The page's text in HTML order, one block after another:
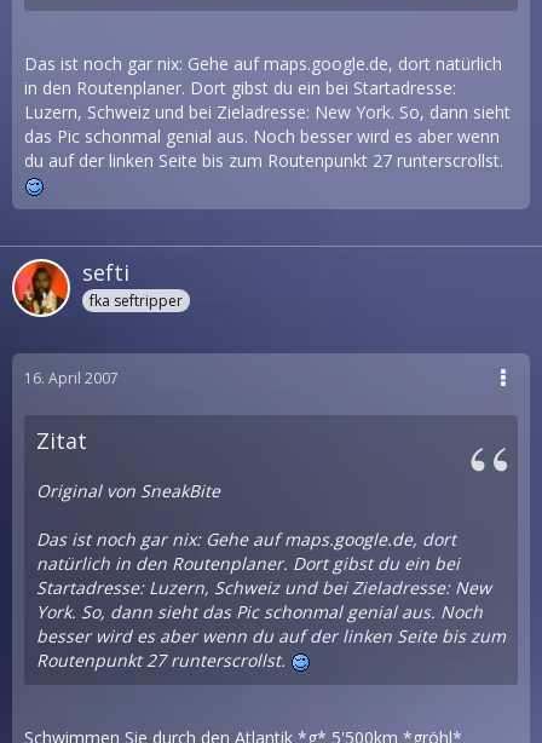
Das ist noch gar nix: Gehe auf maps.google.de, dort natürlich
in den Routenplaner. Dort gibst du ein bei Startadresse:
Luzern, Schweiz und bei Zieladresse: New York. So, dann sieht
das Pic schonmal genial aus. Noch besser wird es aber wenn
du auf der linken Seite bis zum Routenpunkt 27 runterscrollst.
sefti
fka seftripper
16. April 2007
Zitat
Original von SneakBite
Das ist noch gar nix: Gehe auf maps.google.de, dort
natürlich in den Routenplaner. Dort gibst du ein bei
Startadresse: Luzern, Schweiz und bei Zieladresse: New
York. So, dann sieht das Pic schonmal genial aus. Noch
besser wird es aber wenn du auf der linken Seite bis zum
Routenpunkt 27 runterscrollst.
Schwimmen Sie durch den Atlantik *g* 5'500km *gröhl*